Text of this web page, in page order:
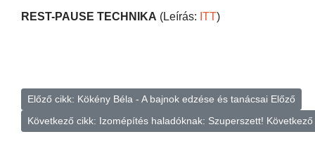
REST-PAUSE TECHNIKA (Leírás: ITT)
Előző cikk: Kökény Béla - A bajnok edzése és tanácsai Előző
Következő cikk: Izomépítés haladóknak: Szuperszett! Következő